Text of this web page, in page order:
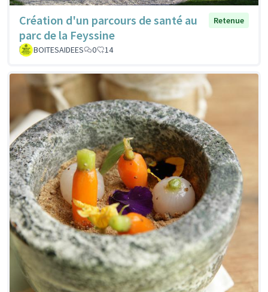
Création d'un parcours de santé au
parc de la Feyssine
Retenue
BOITESAIDEES 0 14